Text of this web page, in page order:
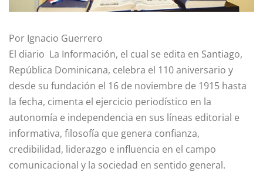
Por Ignacio Guerrero
El diario La Información, el cual se edita en Santiago,
República Dominicana, celebra el 110 aniversario y
desde su fundación el 16 de noviembre de 1915 hasta
la fecha, cimenta el ejercicio periodístico en la
autonomía e independencia en sus líneas editorial e
informativa, filosofía que genera confianza,
credibilidad, liderazgo e influencia en el campo
comunicacional y la sociedad en sentido general.